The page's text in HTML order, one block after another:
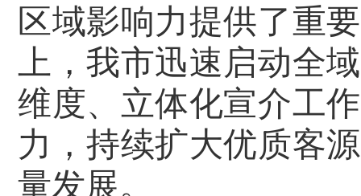
区域影响力提供了重
上，我市迅速启动全
维度、立体化宣介工
力，持续扩大优质客
量发展。